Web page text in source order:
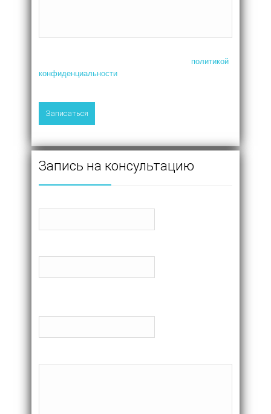
политикой
конфиденциальности
Запись на консультацию